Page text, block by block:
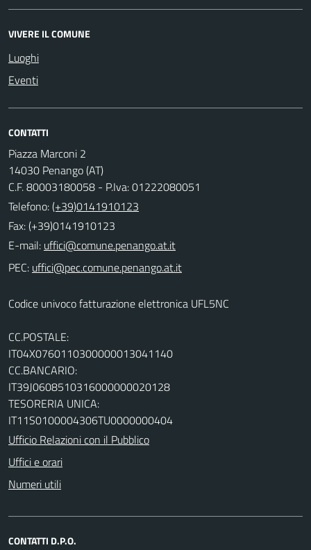
VIVERE IL COMUNE
Luoghi
Eventi
CONTATTI
Piazza Marconi 2
14030 Penango (AT)
C.F. 80003180058 - P.Iva: 01222080051
Telefono:(+39)0141910123
Fax: (+39)0141910123
E-mail:
PEC:
Codice univoco fatturazione elettronica UFL5NC
CC.POSTALE:
IT04X0760110300000013041140
CC.BANCARIO:
IT39J0608510316000000020128
TESORERIA UNICA:
IT11S0100004306TU0000000404
Ufficio Relazioni con il Pubblico
Uffici e orari
Numeri utili
CONTATTI D.P.O.